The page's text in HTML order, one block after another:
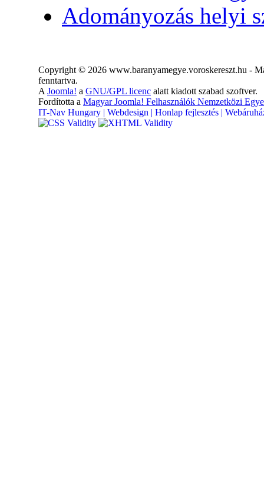
Adományozás helyi
Copyright © 2026 www.baranyamegye.voroskereszt.hu -
fenntartva.
A Joomla! a GNU/GPL licenc alatt kiadott szabad szoftver.
Fordította a Magyar Joomla! Felhasználók Nemzetközi
IT-Nav Hungary | Webdesign | Honlap fejlesztés |